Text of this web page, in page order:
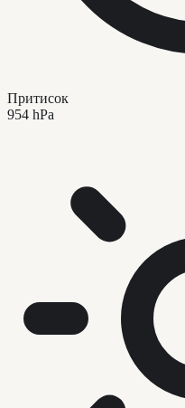
Притисок
954 hPa